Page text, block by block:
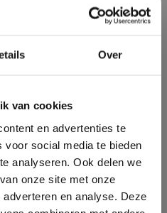
Over
van cookies
en advertenties te
voor social media te bieden
analyseren. Ook delen we
onze site met onze
en analyse. Deze
passende offerte
maakt
cookies.
deleted and is no
contact the website
cookies om de
te verbeteren. Door
onze website geeft u
alle cookies in
ons cookiebeleid.Lees